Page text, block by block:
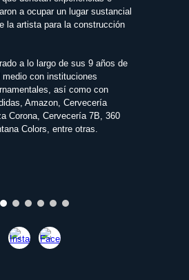
a ocupar un lugar sustancial
la artista para la construcción
a lo largo de sus 9 años de
con instituciones
así como con
Amazon, Cervecería
Corona, Cervecería 7B, 360
Colors, entre otras.